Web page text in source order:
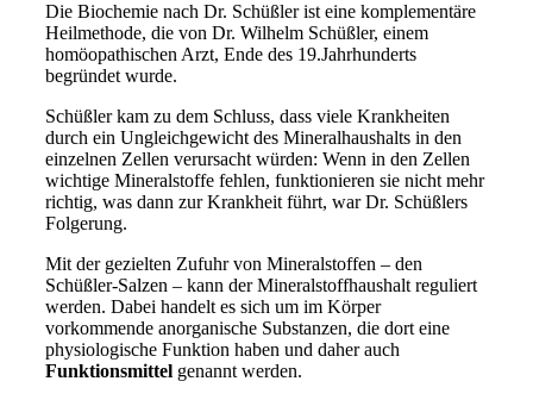
Die Biochemie nach Dr. Schüßler ist eine komplementäre
Heilmethode, die von Dr. Wilhelm Schüßler, einem
homöopathischen Arzt, Ende des 19.Jahrhunderts
begründet wurde.
Schüßler kam zu dem Schluss, dass viele Krankheiten
durch ein Ungleichgewicht des Mineralhaushalts in den
einzelnen Zellen verursacht würden: Wenn in den Zellen
wichtige Mineralstoffe fehlen, funktionieren sie nicht mehr
richtig, was dann zur Krankheit führt, war Dr. Schüßlers
Folgerung.
Mit der gezielten Zufuhr von Mineralstoffen – den
Schüßler-Salzen – kann der Mineralstoffhaushalt reguliert
werden. Dabei handelt es sich um im Körper
vorkommende anorganische Substanzen, die dort eine
physiologische Funktion haben und daher auch
Funktionsmittel genannt werden.